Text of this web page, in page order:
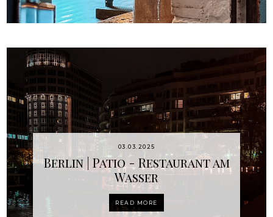
03.03.2025
Berlin | Patio - Restaurant am
Wasser
READ MORE